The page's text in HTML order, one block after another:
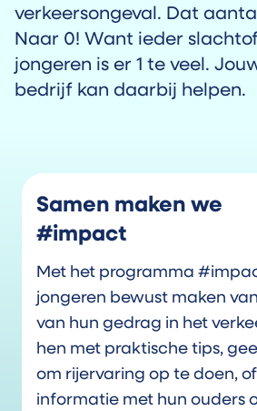
verkeersongeval. Dat
Naar 0! Want ieder
jongeren is er 1 te veel.
bedrijf kan daarbij helpen.
Samen maken we
#impact
Met het programma
jongeren bewust maken
van hun gedrag in het
hen met praktische tips,
om rijervaring op te doen,
informatie met hun ouders